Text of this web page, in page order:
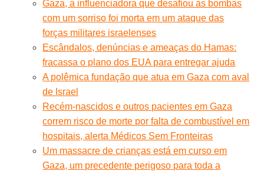
Gaza, a influenciadora que desafiou as bombas
com um sorriso foi morta em um ataque das
forças militares israelenses
Escândalos, denúncias e ameaças do Hamas:
fracassa o plano dos EUA para entregar ajuda
A polêmica fundação que atua em Gaza com aval
de Israel
Recém-nascidos e outros pacientes em Gaza
correm risco de morte por falta de combustível em
hospitais, alerta Médicos Sem Fronteiras
Um massacre de crianças está em curso em
Gaza, um precedente perigoso para toda a